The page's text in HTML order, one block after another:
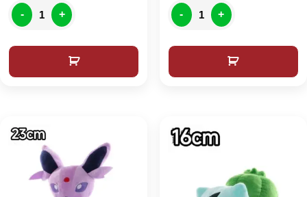
- + - +